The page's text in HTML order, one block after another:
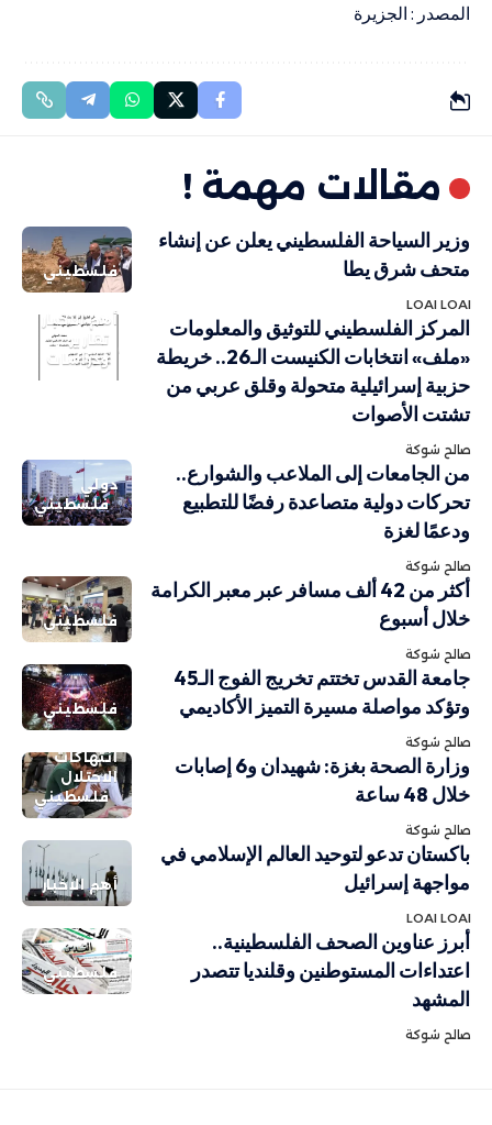
المصدر : الجزيرة
مقالات مهمة !
فلسطيني
وزير السياحة الفلسطيني يعلن عن إنشاء
متحف شرق يطا
LOAI LOAI
أهم الاخبار
تقارير
ودراسات
المركز الفلسطيني للتوثيق والمعلومات
«ملف» انتخابات الكنيست الـ26.. خريطة
حزبية إسرائيلية متحولة وقلق عربي من
تشتت الأصوات
صالح شوكة
دولي
فلسطيني
من الجامعات إلى الملاعب والشوارع..
تحركات دولية متصاعدة رفضًا للتطبيع
ودعمًا لغزة
صالح شوكة
فلسطيني
أكثر من 42 ألف مسافر عبر معبر الكرامة
خلال أسبوع
صالح شوكة
فلسطيني
جامعة القدس تختتم تخريج الفوج الـ45
وتؤكد مواصلة مسيرة التميز الأكاديمي
صالح شوكة
انتهاكات
الاحتلال
فلسطيني
وزارة الصحة بغزة: شهيدان و6 إصابات
خلال 48 ساعة
صالح شوكة
أهم الاخبار
باكستان تدعو لتوحيد العالم الإسلامي في
مواجهة إسرائيل
LOAI LOAI
فلسطيني
أبرز عناوين الصحف الفلسطينية..
اعتداءات المستوطنين وقلنديا تتصدر
المشهد
صالح شوكة